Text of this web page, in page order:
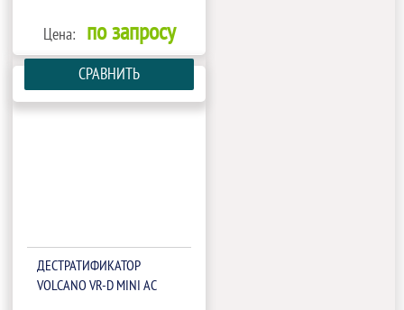
Цена: по запросу
СРАВНИТЬ
ДЕСТРАТИФИКАТОР
VOLCANO VR-D MINI AC